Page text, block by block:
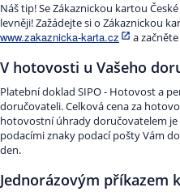
Náš tip! Se Zákaznickou kartou
levněji! Zažádejte si o Zákaznickou
www.zakaznicka-karta.cz a
V hotovosti u Vašeho
Platební doklad SIPO - Hotovost a
doručovateli. Celková cena za
hotovostní úhrady doručovatelem je
podacími znaky podací pošty Vám
den.
Jednorázovým příkazem